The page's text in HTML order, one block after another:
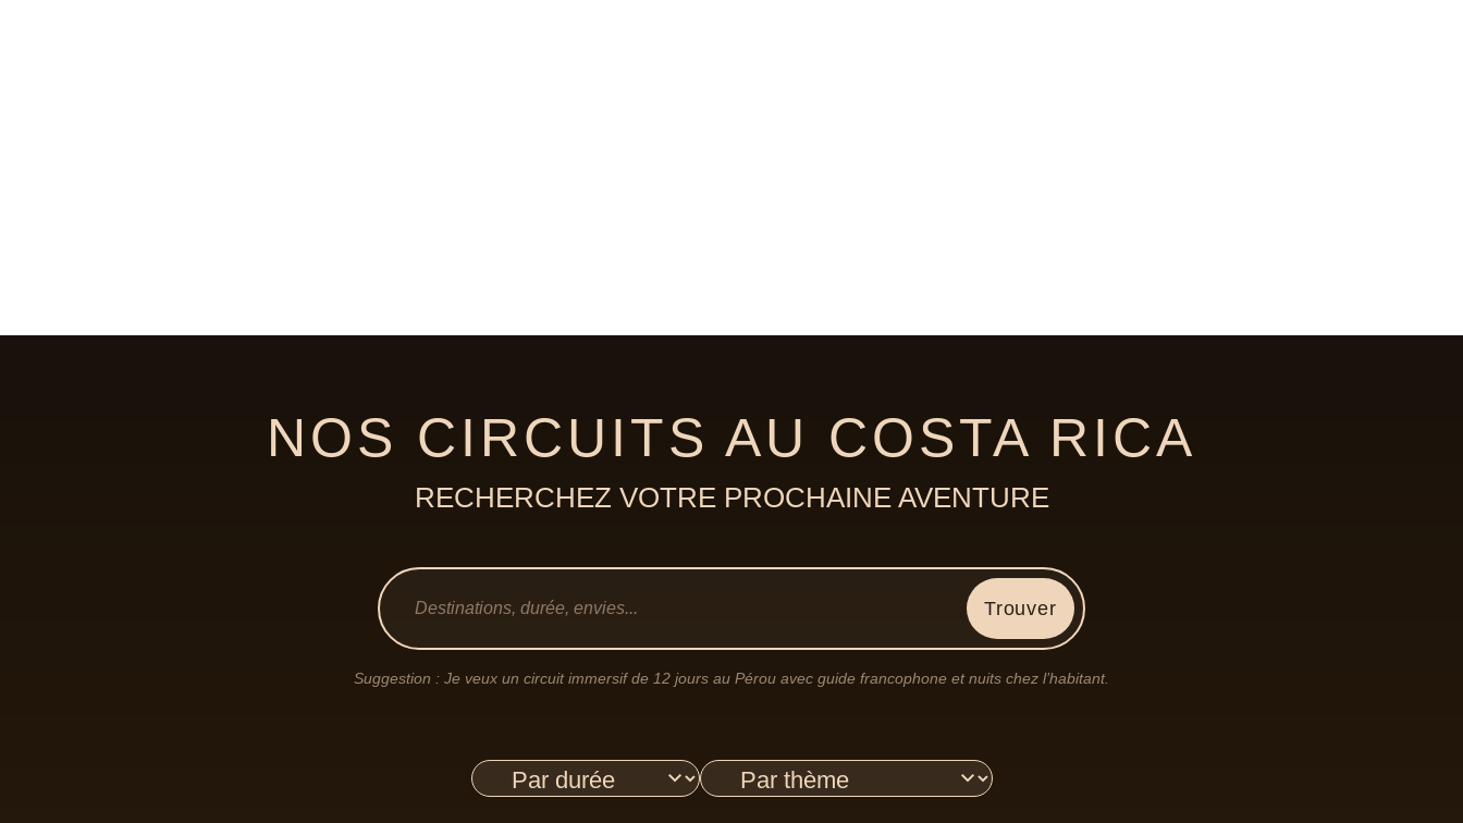
NOS CIRCUITS AU COSTA RICA
RECHERCHEZ VOTRE PROCHAINE AVENTURE
Trouver
Suggestion : Je veux un circuit immersif de 12 jours au Pérou avec guide francophone et nuits chez l’habitant.